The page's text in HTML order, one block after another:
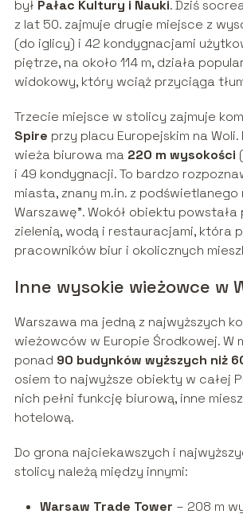
był Pałac Kultury i Nauki. Dziś
z lat 50. zajmuje drugie miejsce z
(do iglicy) i 42 kondygnacjami
piętrze, na około 114 m, działa
widokowy, który wciąż przyciąga
Trzecie miejsce w stolicy zajmuje
Spire przy placu Europejskim na Woli.
wieża biurowa ma 220 m wysokości
i 49 kondygnacji. To bardzo
miasta, znany m.in. z podświetlanego
Warszawę”. Wokół obiektu
zielenią, wodą i restauracjami, która
pracowników biur i okolicznych
Inne wysokie wieżowce w
Warszawa ma jedną z najwyższych
wieżowców w Europie Środkowej. W
ponad 90 budynków wyższych niż
osiem to najwyższe obiekty w całej
nich pełni funkcję biurową, inne
hotelową.
Do grona najciekawszych i
stolicy należą między innymi:
Warsaw Trade Tower – 208 m